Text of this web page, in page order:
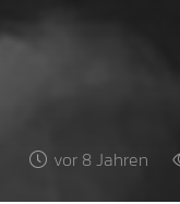
vor 8 Jahren